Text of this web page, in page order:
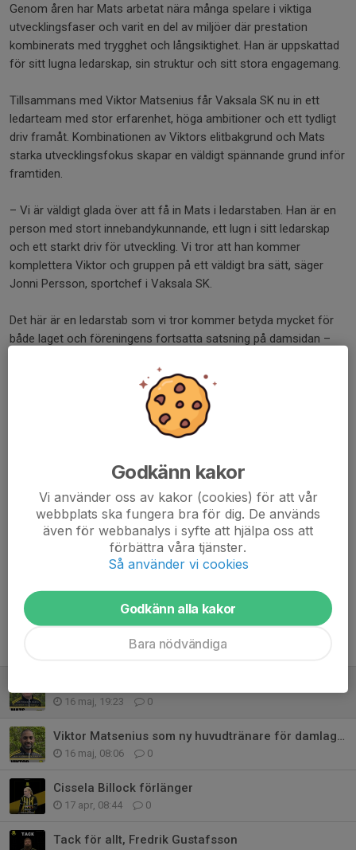
Genom åren har Mats arbetat nära många spelare i viktiga
utvecklingsfaser och varit en del av miljöer där prestation
kombinerats med trygghet och långsiktighet. Han är uppskattad
för sitt lugna ledarskap, sin struktur och sitt stora engagemang.
Tillsammans med Viktor Matsenius får Vaksala SK nu in ett
ledarteam med stor erfarenhet, höga ambitioner och ett tydligt
driv framåt. Kombinationen av Viktors elitbakgrund och Mats
starka utvecklingsfokus skapar en väldigt spännande grund inför
framtiden.
– Vi är väldigt glada över att få in Mats i ledarstaben. Han är en
person med stort innebandykunnande, ett lugn i sitt ledarskap
och ett starkt driv för utveckling. Vi tror att han kommer
komplettera Viktor och gruppen på ett väldigt bra sätt, säger
Jonni Persson, sportchef i Vaksala SK.
Det här är en ledarstab som vi tror kommer betyda mycket för
både laget och föreningens fortsatta satsning på damsidan –
säsongen. Längre fram kommer även en längre intervju där ni
får lära känna Mats bättre och höra hans tankar kring uppdraget,
laget och säsongen som väntar.
16 maj, 19:23 0
Viktor Matsenius som ny huvudtränare för damlaget
16 maj, 08:06 0
Cissela Billock förlänger
17 apr, 08:44 0
Tack för allt, Fredrik Gustafsson
Godkänn kakor
Vi använder oss av kakor (cookies) för att vår
webbplats ska fungera bra för dig. De används
även för webbanalys i syfte att hjälpa oss att
förbättra våra tjänster.
Så använder vi cookies
Godkänn alla kakor
Bara nödvändiga